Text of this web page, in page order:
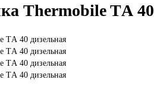
Thermobile TА